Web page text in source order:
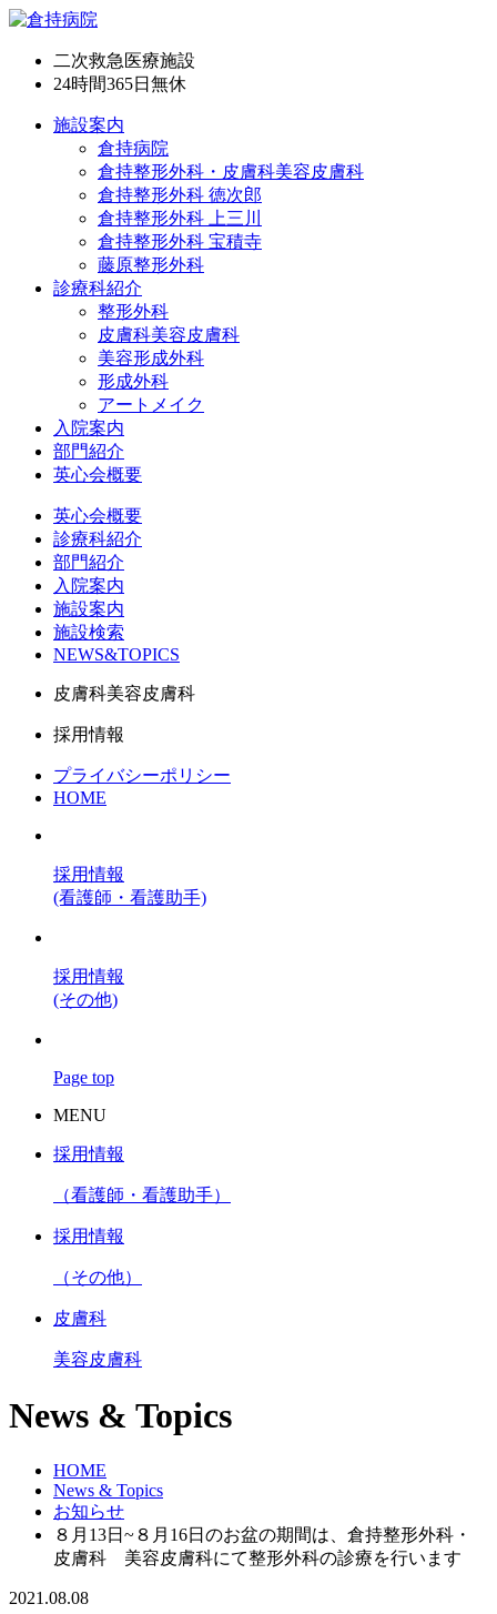
二次救急医療施設
24時間365日 無休
施設案内
倉持病院
倉持整形外科・皮膚科美容皮膚科
倉持整形外科 徳次郎
倉持整形外科 上三川
倉持整形外科 宝積寺
藤原整形外科
診療科紹介
整形外科
皮膚科美容皮膚科
美容形成外科
形成外科
アートメイク
入院案内
部門紹介
英心会概要
英心会概要
診療科紹介
部門紹介
入院案内
施設案内
施設検索
NEWS&TOPICS
皮膚科美容皮膚科
採用情報
プライバシーポリシー
HOME
採用情報
(看護師・看護助手)
採用情報
(その他)
Page top
MENU
採用情報
（看護師・看護助手）
採用情報
（その他）
皮膚科
美容皮膚科
News & Topics
HOME
News & Topics
お知らせ
８月13日~８月16日のお盆の期間は、倉持整形外科・
皮膚科 美容皮膚科にて整形外科の診療を行います
2021.08.08